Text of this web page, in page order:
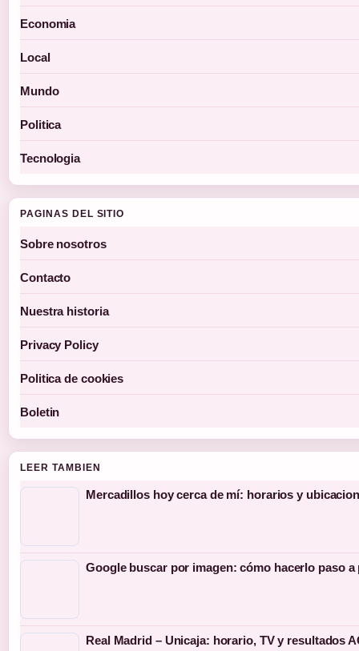
Economia
Local
Mundo
Politica
Tecnologia
PAGINAS DEL SITIO
Sobre nosotros
Contacto
Nuestra historia
Privacy Policy
Politica de cookies
Boletin
LEER TAMBIEN
Mercadillos hoy cerca de mí: horarios y
Google buscar por imagen: cómo hacerlo paso a
Real Madrid – Unicaja: horario, TV y resultados